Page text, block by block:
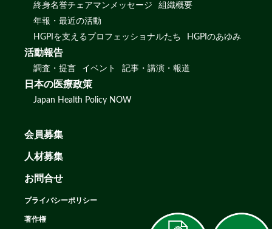
終身名誉チェアマンメッセージ
組織概要
年報・最近の活動
HGPIを支えるプロフェッショナルたち
HGPIのあゆみ
活動報告
調査・提言 イベント 記事・講演・報道
日本の医療政策
Japan Health Policy NOW
会員募集
人材募集
お問合せ
プライバシーポリシー
著作権